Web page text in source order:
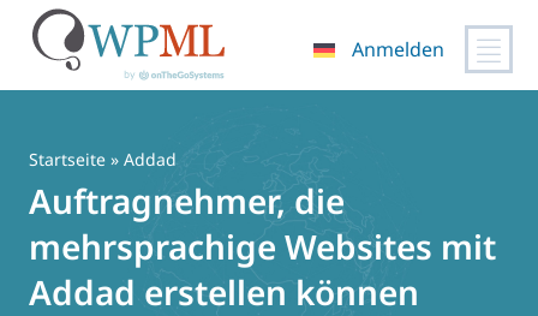
springen
Anmelden
Startseite » Addad
Auftragnehmer, die
mehrsprachige Websites mit
Addad erstellen können